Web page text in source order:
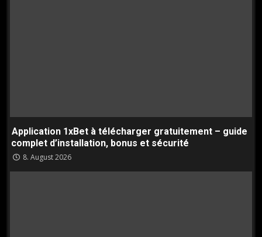
Application 1xBet à télécharger gratuitement – guide
complet d’installation, bonus et sécurité
8. August 2026